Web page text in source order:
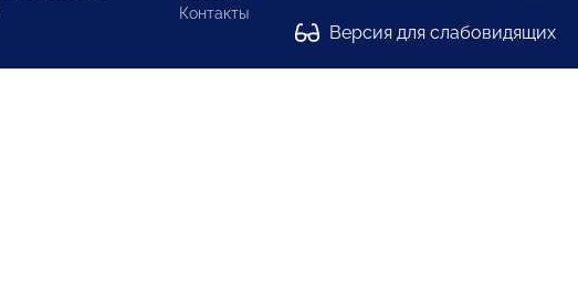
Контакты
Версия для слабовидящих